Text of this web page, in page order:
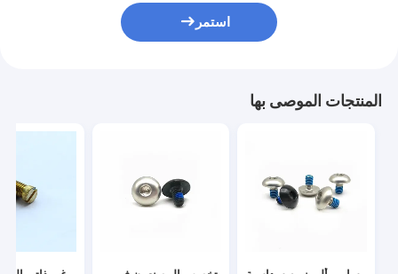
استمر
المنتجات الموصى بها